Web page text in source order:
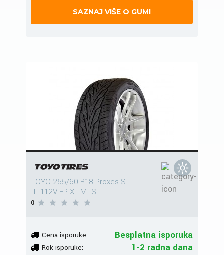
SAZNAJ VIŠE O GUMI
TOYO 255/60 R18 Proxes ST
III 112V FP XL M+S
0
Cena isporuke: Besplatna isporuka
Rok isporuke: 1-2 radna dana